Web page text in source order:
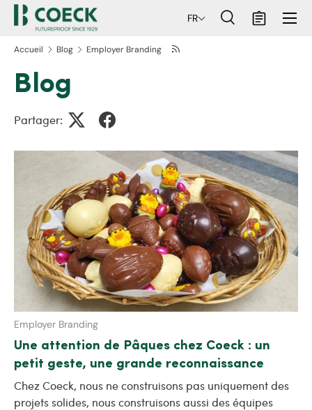
au contenu
Rechercher
FR RecherchePanier
Menu
Accueil Blog Employer Branding
Blog
Partager:
Employer Branding
Une attention de Pâques chez Coeck : un
petit geste, une grande reconnaissance
Chez Coeck, nous ne construisons pas uniquement des
projets solides, nous construisons aussi des équipes